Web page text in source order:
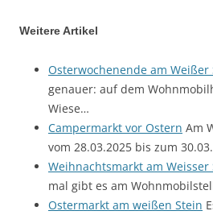
Weitere Artikel
Osterwochenende am Weißer
genauer: auf dem
Wiese…
Campermarkt vor Ostern Am
vom 28.03.2025 bis zum
Weihnachtsmarkt am Weisser
mal gibt es am
Ostermarkt am weißen Stein